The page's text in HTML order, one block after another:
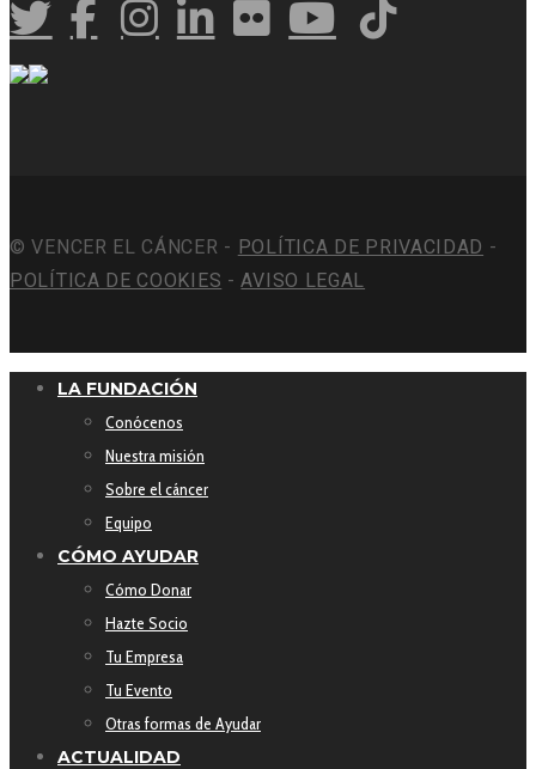
© VENCER EL CÁNCER - POLÍTICA DE PRIVACIDAD -
POLÍTICA DE COOKIES -AVISO LEGAL
LA FUNDACIÓN
Conócenos
Nuestra misión
Sobre el cáncer
Equipo
CÓMO AYUDAR
Cómo Donar
Hazte Socio
Tu Empresa
Tu Evento
Otras formas de Ayudar
ACTUALIDAD